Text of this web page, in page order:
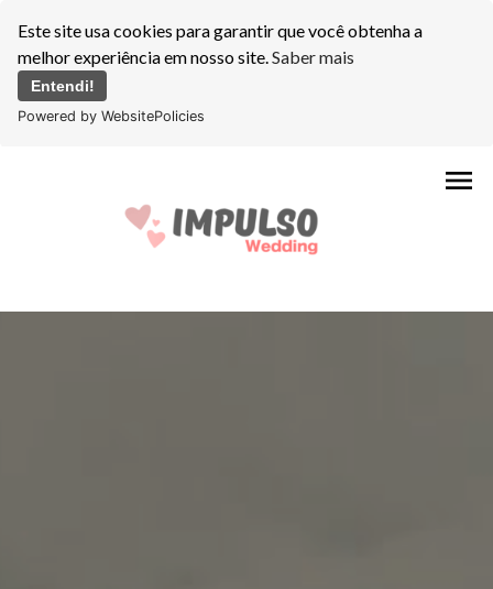
Este site usa cookies para garantir que você obtenha a
melhor experiência em nosso site.Saber mais
Entendi!
Powered by WebsitePolicies
menu